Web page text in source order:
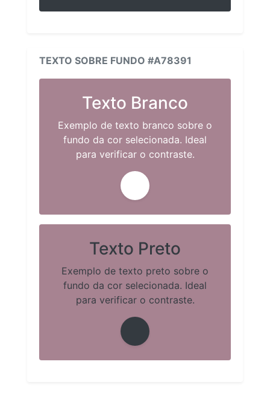
TEXTO SOBRE FUNDO #A78391
Texto Branco
Exemplo de texto branco sobre o
fundo da cor selecionada. Ideal
para verificar o contraste.
Texto Preto
Exemplo de texto preto sobre o
fundo da cor selecionada. Ideal
para verificar o contraste.